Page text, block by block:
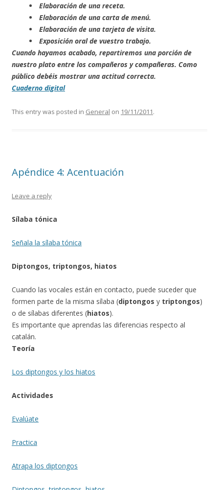
Elaboración de una receta.
Elaboración de una carta de menú.
Elaboración de una tarjeta de visita.
Exposición oral de vuestro trabajo.
Cuando hayamos acabado, repartiremos una porción de
nuestro plato entre los compañeros y compañeras. Como
público debéis mostrar una actitud correcta.
Cuaderno digital
This entry was posted in General on 19/11/2011.
Apéndice 4: Acentuación
Leave a reply
Sílaba tónica
Señala la sílaba tónica
Diptongos, triptongos, hiatos
Cuando las vocales están en contacto, puede suceder que
formen parte de la misma sílaba (diptongos y triptongos)
o de sílabas diferentes (hiatos).
Es importante que aprendas las diferencias respecto al
catalán.
Teoría
Los diptongos y los hiatos
Actividades
Evalúate
Practica
Atrapa los diptongos